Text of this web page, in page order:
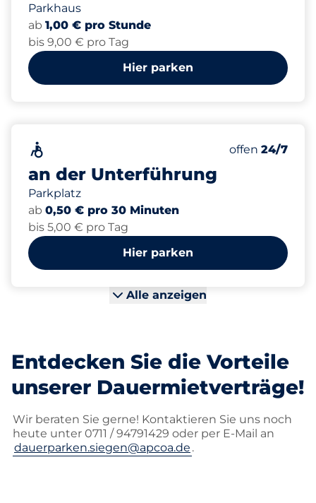
Parkhaus
ab 1,00 € pro Stunde
bis 9,00 € pro Tag
Hier parken
an der Unterführung
Parkplatz
Anzahl der
offen 24/7
ab 0,50 € pro 30 Minuten
bis 5,00 € pro Tag
Hier parken
Alle anzeigen
Entdecken Sie die Vorteile
unserer Dauermietverträge!
Wir beraten Sie gerne! Kontaktieren Sie uns noch
heute unter 0711 / 94791429 oder per E-Mail an
dauerparken.siegen@apcoa.de .